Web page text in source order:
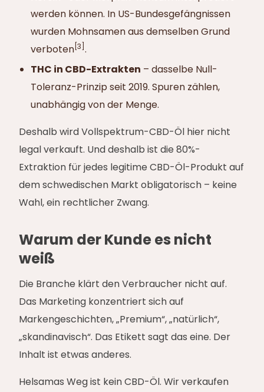
werden können. In US-Bundesgefängnissen
wurden Mohnsamen aus demselben Grund
verboten [3] .
THC in CBD-Extrakten – dasselbe Null-
Toleranz-Prinzip seit 2019. Spuren zählen,
unabhängig von der Menge.
Deshalb wird Vollspektrum-CBD-Öl hier nicht
legal verkauft. Und deshalb ist die 80%-
Extraktion für jedes legitime CBD-Öl-Produkt auf
dem schwedischen Markt obligatorisch – keine
Wahl, ein rechtlicher Zwang.
Warum der Kunde es nicht
weiß
Die Branche klärt den Verbraucher nicht auf.
Das Marketing konzentriert sich auf
Markengeschichten, „Premium“, „natürlich“,
„skandinavisch“. Das Etikett sagt das eine. Der
Inhalt ist etwas anderes.
Helsamas Weg ist kein CBD-Öl. Wir verkaufen